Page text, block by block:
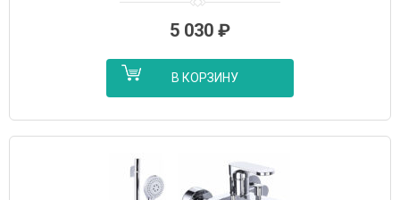
(AZT2PT20450)
5 030 ₽
В КОРЗИНУ